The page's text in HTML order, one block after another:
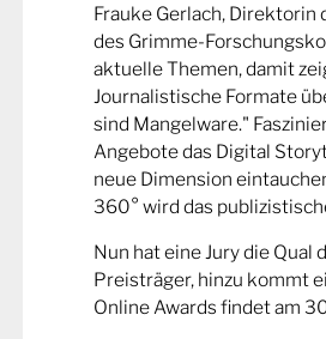
Frauke Gerlach,
des Grimme-
aktuelle Themen, damit
Journalistische Formate
sind Mangelware."
Angebote das Digital
neue Dimension
360° wird das
Nun hat eine Jury die Qual
Preisträger, hinzu kommt
Online Awards findet am